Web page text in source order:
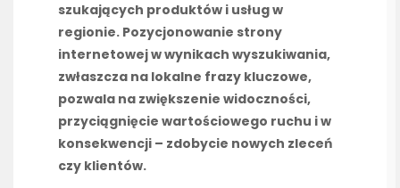
szukających produktów i usług w
regionie. Pozycjonowanie strony
internetowej w wynikach wyszukiwania,
zwłaszcza na lokalne frazy kluczowe,
pozwala na zwiększenie widoczności,
przyciągnięcie wartościowego ruchu i w
konsekwencji – zdobycie nowych zleceń
czy klientów.